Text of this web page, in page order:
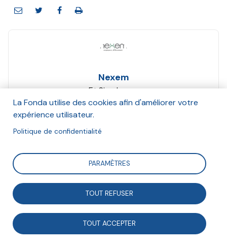
Nexem
Et Simplon.co
Octobre 2022
Pour accompagner au mieux les mutations de la
société et de la prise en charge des plus vulnérables,
ce secteur innove. Partout sur le territoire, des
initiatives locales se déploient pour optimiser et
renforcer la qualité de l’accompagnement.
La Fonda utilise des cookies afin d'améliorer votre
expérience utilisateur.
Politique de confidentialité
PARAMÈTRES
TOUT REFUSER
TOUT ACCEPTER